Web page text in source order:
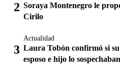
Soraya Montenegro le
Cirilo
Actualidad
Laura Tobón confirmó si
esposo e hijo lo sospechaban